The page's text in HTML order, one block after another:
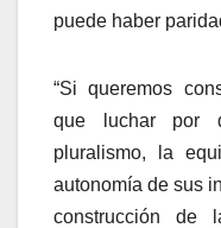
puede haber
“Si queremos
que luchar por
pluralismo, la
autonomía de sus
construcción de